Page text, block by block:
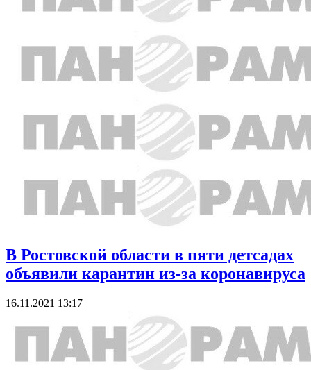
В Ростовской области в пяти детсадах
объявили карантин из-за коронавируса
16.11.2021 13:17